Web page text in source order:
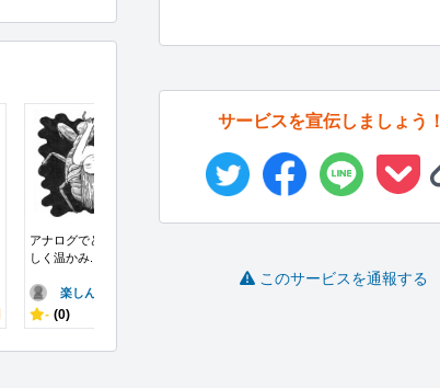
アナログでどこか懐か
しく温かみ...
楽しんでいこ..
- (0)
サービスを宣伝しましょう！
このサービスを通報する